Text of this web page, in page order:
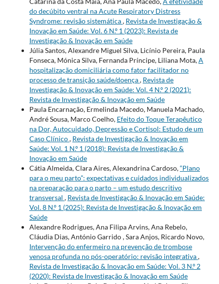
do decúbito ventral na Acute Respiratory Distress
Syndrome: revisão sistemática, Revista de Investigação &
Inovação em Saúde: Vol. 6 N.º 1 (2023): Revista de
Investigação & Inovação em Saúde
Júlia Santos, Alexandre Miguel Silva, Licínio Pereira, Paula
Fonseca, Mónica Silva, Fernanda Príncipe, Liliana Mota,A
hospitalização domiciliária como fator facilitador no
processo de transição saúde/doença, Revista de
Investigação & Inovação em Saúde: Vol. 4 N.º 2 (2021):
Revista de Investigação & Inovação em Saúde
Paula Encarnação, Ermelinda Macedo, Manuela Machado,
André Sousa, Marco Coelho, Efeito do Toque Terapêutico
na Dor, Autocuidado, Depressão e Cortisol: Estudo de um
Caso Clínico, Revista de Investigação & Inovação em
Saúde: Vol. 1 N.º 1 (2018): Revista de Investigação &
Inovação em Saúde
Cátia Almeida, Clara Aires, Alexandrina Cardoso,“Plano
para o meu parto”: expectativas e cuidados individualizados
na preparação para o parto – um estudo descritivo
transversal , Revista de Investigação & Inovação em Saúde:
Vol. 8 N.º 1 (2025): Revista de Investigação & Inovação em
Saúde
Alexandre Rodrigues, Ana Filipa Arvins, Ana Rebelo,
Cláudia Dias, António Garrido , Sara Anjos, Ricardo Novo,
Intervenção do enfermeiro na prevenção de trombose
venosa profunda no pós-operatório: revisão integrativa,
Revista de Investigação & Inovação em Saúde: Vol. 3 N.º 2
(2020): Revista de Investigação & Inovação em Saúde